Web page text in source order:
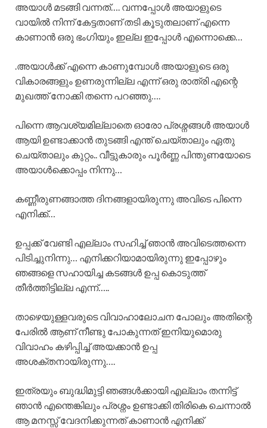
അയാൾ മടങ്ങി വന്നത്…. വന്നപ്പോൾ അയാളുടെ
വായിൽ നിന്ന് കേട്ടതാണ് തടി കൂടുതലാണ് എന്നെ
കാണാൻ ഒരു ഭംഗിയും ഇല്ല ഇപ്പോൾ എന്നൊക്കെ…
.അയാൾക്ക് എന്നെ കാണുമ്പോൾ അയാളുടെ ഒരു
വികാരങ്ങളും ഉണരുന്നില്ല എന്ന് ഒരു രാത്രി എന്റെ
മുഖത്ത് നോക്കി തന്നെ പറഞ്ഞു….
പിന്നെ ആവശ്യമില്ലാതെ ഓരോ പ്രശ്നങ്ങൾ അയാൾ
ആയി ഉണ്ടാക്കാൻ തുടങ്ങി എന്ത് ചെയ്താലും ഏതു
ചെയ്താലും കുറ്റം.. വീട്ടുകാരും പൂർണ്ണ പിന്തുണയോടെ
അയാൾക്കൊപ്പം നിന്നു…
കണ്ണീരുണങ്ങാത്ത ദിനങ്ങളായിരുന്നു അവിടെ പിന്നെ
എനിക്ക്…
ഉപ്പക്ക് വേണ്ടി എല്ലാം സഹിച്ച് ഞാൻ അവിടെത്തന്നെ
പിടിച്ചുനിന്നു… എനിക്കറിയാമായിരുന്നു ഇപ്പോഴും
ഞങ്ങളെ സഹായിച്ച കടങ്ങൾ ഉപ്പ കൊടുത്ത്
തീർത്തിട്ടില്ല എന്ന്…..
താഴെയുള്ളവരുടെ വിവാഹാലോചന പോലും അതിന്റെ
പേരിൽ ആണ് നീണ്ടു പോകുന്നത് ഇനിയുമൊരു
വിവാഹം കഴിപ്പിച്ച് അയക്കാൻ ഉപ്പ
അശക്തനായിരുന്നു….
ഇത്രയും ബുദ്ധിമുട്ടി ഞങ്ങൾക്കായി എല്ലാം തന്നിട്ട്
ഞാൻ എന്തെങ്കിലും പ്രശ്നം ഉണ്ടാക്കി തിരികെ ചെന്നാൽ
ആ മനസ്സ് വേദനിക്കുന്നത് കാണാൻ എനിക്ക്